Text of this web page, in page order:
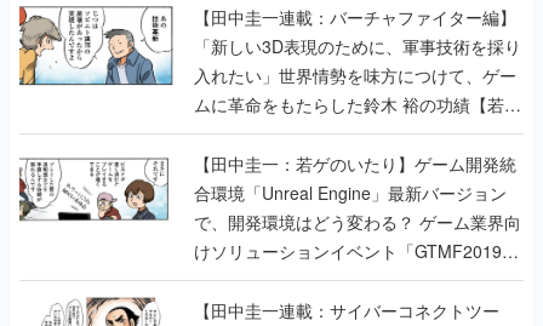
【田中圭一連載：バーチャファイター編】
「新しい3D表現のために、軍事技術を採り
入れたい」世界情勢を味方につけて、ゲー
ムに革命をもたらした鈴木 裕の功績【若ゲ
のいたり】
【田中圭一：若ゲのいたり】ゲーム開発統
合環境「Unreal Engine」最新バージョン
で、開発環境はどう変わる？ ゲーム業界向
けソリューションイベント「GTMF2019」
に行って、より理解を深めよう【PR】
【田中圭一連載：サイバーコネクトツー